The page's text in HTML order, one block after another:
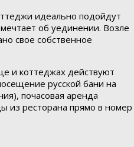
идеально подойдут
об уединении. Возле
свое собственное
и коттеджах действуют
русской бани на
почасовая аренда
из ресторана прямо в номер